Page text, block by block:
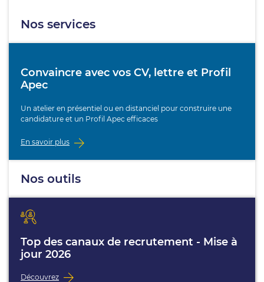
Nos services
Convaincre avec vos CV, lettre et Profil
Apec
Un atelier en présentiel ou en distanciel pour construire une
candidature et un Profil Apec efficaces
En savoir plus
Nos outils
Top des canaux de recrutement - Mise à
jour 2026
Découvrez